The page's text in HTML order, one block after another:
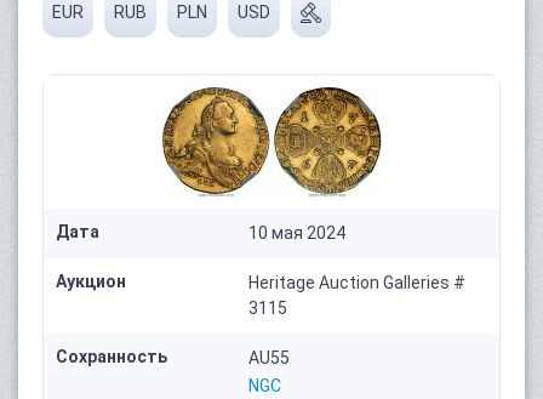
EUR RUB PLN USD
Дата 10 мая 2024
Аукцион
Heritage Auction Galleries #
3115
Сохранность
AU55
NGC